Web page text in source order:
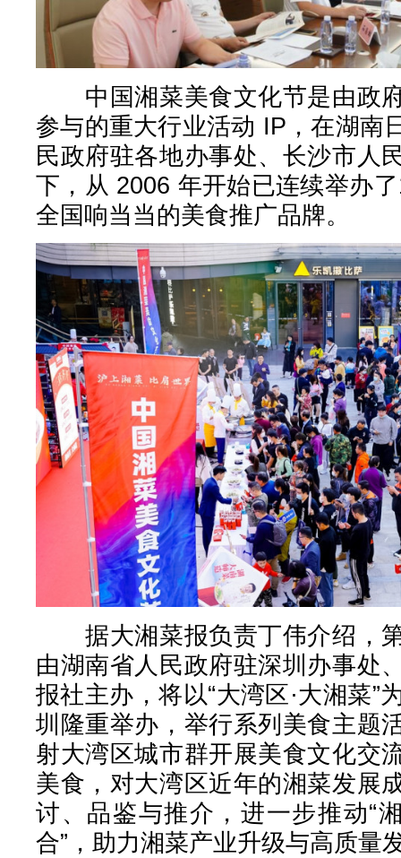
中国湘菜美食文化节是由政
参与的重大行业活动 IP，在湖南
民政府驻各地办事处、长沙市人
下，从 2006 年开始已连续举办
全国响当当的美食推广品牌。
据大湘菜报负责丁伟介绍，
由湖南省人民政府驻深圳办事处
报社主办，将以“大湾区·大湘菜”
圳隆重举办，举行系列美食主题
射大湾区城市群开展美食文化交
美食，对大湾区近年的湘菜发展
讨、品鉴与推介，进一步推动“
合”，助力湘菜产业升级与高质量